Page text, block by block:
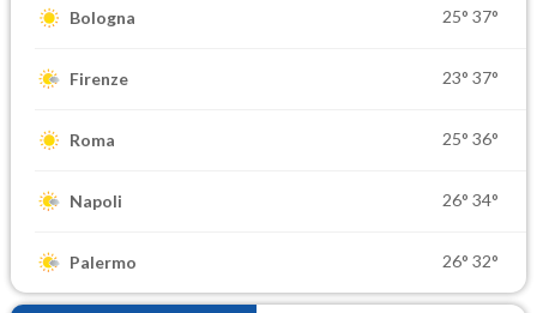
Bologna 25° 37°
Firenze 23° 37°
Roma 25° 36°
Napoli 26° 34°
Palermo 26° 32°